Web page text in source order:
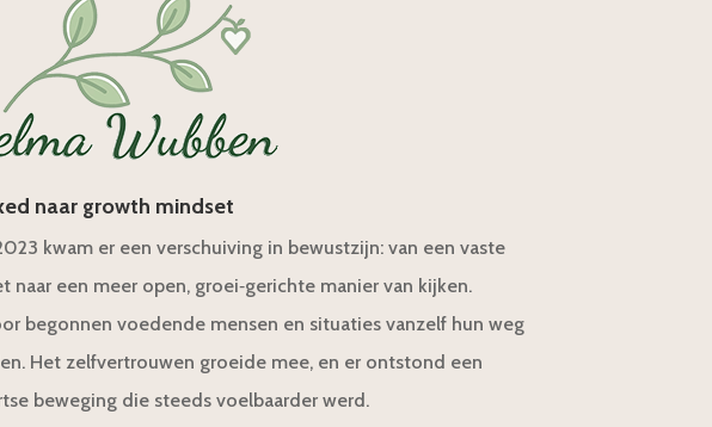
naar growth mindset
kwam er een verschuiving in bewustzijn: van een vaste
naar een meer open, groei‑gerichte manier van kijken.
begonnen voedende mensen en situaties vanzelf hun weg
Het zelfvertrouwen groeide mee, en er ontstond een
beweging die steeds voelbaarder werd.